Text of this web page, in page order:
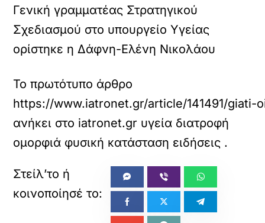
Γενική γραμματέας Στρατηγικού
Σχεδιασμού στο υπουργείο Υγείας
ορίστηκε η Δάφνη-Ελένη Νικολάου
Το πρωτότυπο άρθρο
https://www.iatronet.gr/article/141491/
ανήκει στο iatronet.gr υγεία διατροφή
ομορφιά φυσική κατάσταση ειδήσεις .